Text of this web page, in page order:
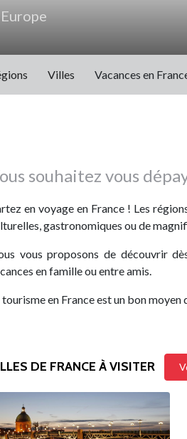
Europe
Villes Vacances en
souhaitez vous
en voyage en France ! Les
gastronomiques ou de
vous proposons de découvrir
en famille ou entre amis.
tourisme en France est un bon
DE FRANCE À VISITER